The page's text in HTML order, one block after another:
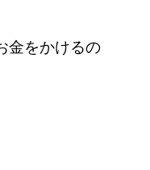
金をかけるの